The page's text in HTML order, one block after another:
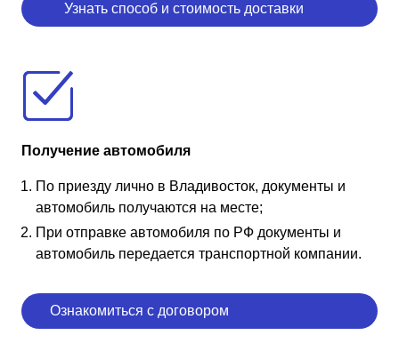
Узнать способ и стоимость доставки
Получение автомобиля
По приезду лично в Владивосток, документы и
автомобиль получаются на месте;
При отправке автомобиля по РФ документы и
автомобиль передается транспортной компании.
Ознакомиться с договором